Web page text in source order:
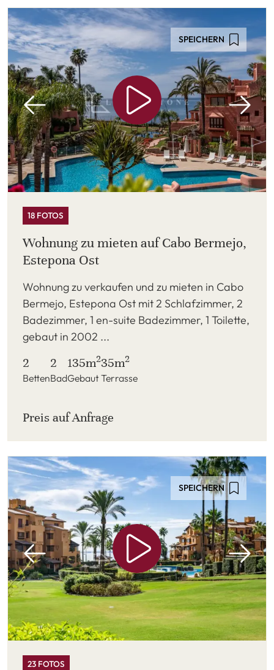
SPEICHERN
18 FOTOS
Wohnung zu mieten auf Cabo Bermejo,
Estepona Ost
Wohnung zu verkaufen und zu mieten in Cabo
Bermejo, Estepona Ost mit 2 Schlafzimmer, 2
Badezimmer, 1 en-suite Badezimmer, 1 Toilette,
gebaut in 2002 ...
2
Betten
2
Bad
135m2
Gebaut
35m2
Terrasse
Preis auf Anfrage
SPEICHERN
23 FOTOS